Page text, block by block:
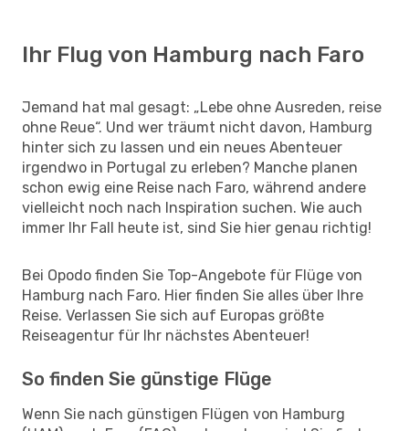
Ihr Flug von Hamburg nach Faro
Jemand hat mal gesagt: „Lebe ohne Ausreden, reise
ohne Reue“. Und wer träumt nicht davon, Hamburg
hinter sich zu lassen und ein neues Abenteuer
irgendwo in Portugal zu erleben? Manche planen
schon ewig eine Reise nach Faro, während andere
vielleicht noch nach Inspiration suchen. Wie auch
immer Ihr Fall heute ist, sind Sie hier genau richtig!
Bei Opodo finden Sie Top-Angebote für Flüge von
Hamburg nach Faro. Hier finden Sie alles über Ihre
Reise. Verlassen Sie sich auf Europas größte
Reiseagentur für Ihr nächstes Abenteuer!
So finden Sie günstige Flüge
Wenn Sie nach günstigen Flügen von Hamburg